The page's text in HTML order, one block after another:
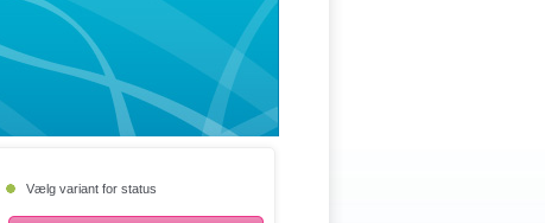
Vælg variant for status